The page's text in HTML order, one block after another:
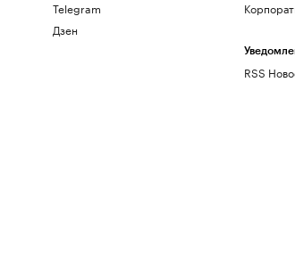
Telegram
Дзен
RSS